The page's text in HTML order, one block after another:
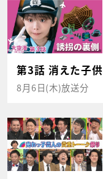
第3話 消えた子
8月6日(木)放送分